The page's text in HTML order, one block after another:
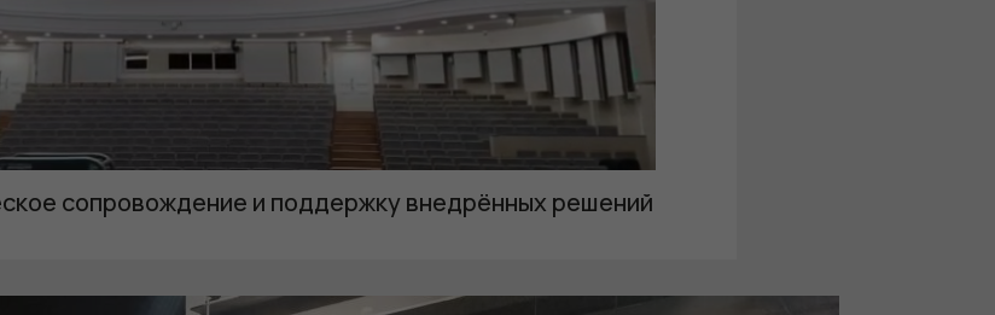
сопровождение и поддержку внедрённых решений
функционала и
статистики. Они
нужны, чтобы